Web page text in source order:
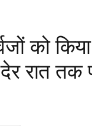
को
रात तक